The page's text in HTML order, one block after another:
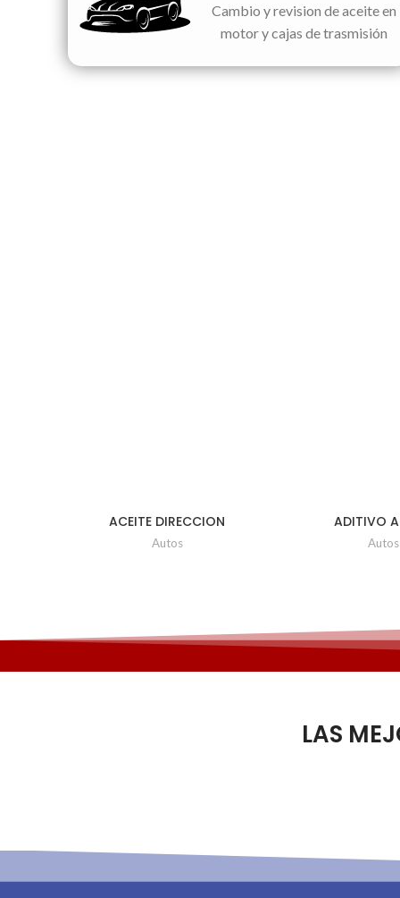
Cambio y revision de aceite en
motor y cajas de trasmisión
ACEITE DIRECCION
HIDRAULICA UD 354ML
Autos
ADITIVO
Autos
LAS